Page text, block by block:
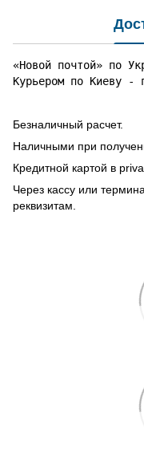
«Новой почтой» по
Курьером по Киеву -
Безналичный расчет.
Наличными при
Кредитной картой в
Через кассу или
реквизитам.